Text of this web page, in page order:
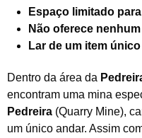
Espaço limitado
Não oferece
Lar de um item único
Dentro da área da
encontram uma mina
Pedreira (Quarry Mine),
um único andar. Assim